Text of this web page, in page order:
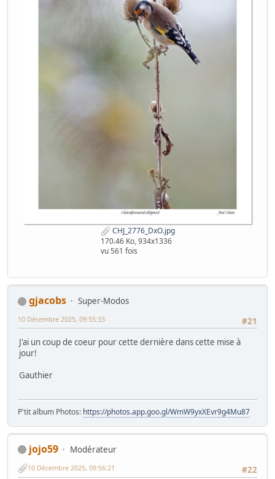
CHJ_2776_DxO.jpg
170.46 Ko, 934x1336
vu 561 fois
gjacobs
Super-Modos
#21
10 Décembre 2025, 09:55:33
J'ai un coup de coeur pour cette dernière dans cette mise à
jour!
Gauthier
P'tit album Photos: https://photos.app.goo.gl/WmW9yxXEvr9g4Mu87
jojo59
Modérateur
#22
10 Décembre 2025, 09:56:21